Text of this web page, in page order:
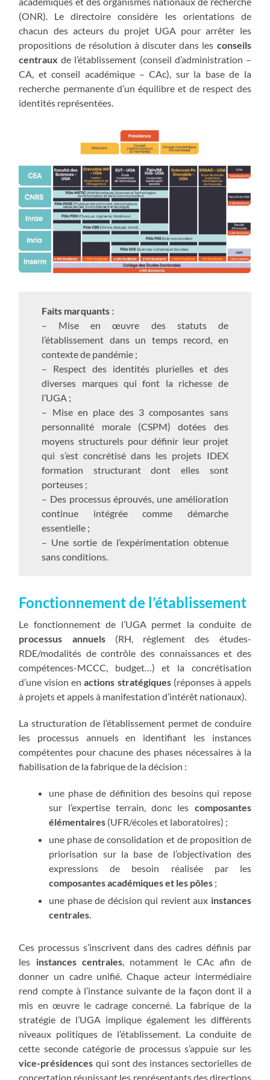
(ONR). Le directoire considère les orientations de
chacun des acteurs du projet UGA pour arrêter les
propositions de résolution à discuter dans les conseils
centraux de l’établissement (conseil d’administration –
CA, et conseil académique – CAc), sur la base de la
recherche permanente d’un équilibre et de respect des
identités représentées.
Faits marquants :
– Mise en œuvre des statuts de
l’établissement dans un temps record, en
contexte de pandémie ;
– Respect des identités plurielles et des
diverses marques qui font la richesse de
l’UGA ;
– Mise en place des 3 composantes sans
personnalité morale (CSPM) dotées des
moyens structurels pour définir leur projet
qui s’est concrétisé dans les projets IDEX
formation structurant dont elles sont
porteuses ;
– Des processus éprouvés, une amélioration
continue intégrée comme démarche
essentielle ;
– Une sortie de l’expérimentation obtenue
sans conditions.
Fonctionnement de l’établissement
Le fonctionnement de l’UGA permet la conduite de
processus annuels (RH, règlement des études-
RDE/modalités de contrôle des connaissances et des
compétences-MCCC, budget…) et la concrétisation
d’une vision enactions stratégiques(réponses à appels
à projets et appels à manifestation d’intérêt nationaux).
La structuration de l’établissement permet de conduire
les processus annuels en identifiant les instances
compétentes pour chacune des phases nécessaires à la
fiabilisation de la fabrique de la décision :
une phase de définition des besoins qui repose
sur l’expertise terrain, donc les composantes
élémentaires (UFR/écoles et laboratoires) ;
une phase de consolidation et de proposition de
priorisation sur la base de l’objectivation des
expressions de besoin réalisée par les
composantes académiques et les pôles ;
une phase de décision qui revient aux instances
centrales
Ces processus s’inscrivent dans des cadres définis par
les instances centrales, notamment le CAc afin de
donner un cadre unifié. Chaque acteur intermédiaire
rend compte à l’instance suivante de la façon dont il a
mis en œuvre le cadrage concerné. La fabrique de la
stratégie de l’UGA implique également les différents
niveaux politiques de l’établissement. La conduite de
cette seconde catégorie de processus s’appuie sur les
vice-présidences qui sont des instances sectorielles de
concertation réunissant les représentants des directions